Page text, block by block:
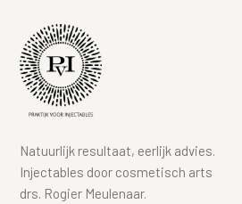
Natuurlijk resultaat, eerlijk advies.
Injectables door cosmetisch arts
drs. Rogier Meulenaar.